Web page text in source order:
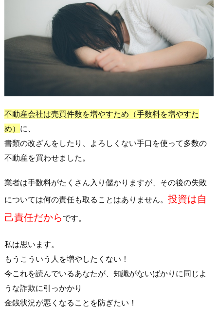
不動産会社は売買件数を増やすため（手数料を増やすた
め） に、
書類の改ざんをしたり、よろしくない手口を使って多数の
不動産を買わせました。
業者は手数料がたくさん入り儲かりますが、その後の失敗
については何の責任も取ることはありません。 投資は自
己責任だから です。
私は思います。
もうこういう人を増やしたくない！
今これを読んでいるあなたが、 知識がないばかりに同じよ
うな詐欺に引っかかり
金銭状況が悪くなることを防ぎたい！